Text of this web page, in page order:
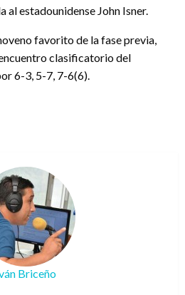
al estadounidense John Isner.
favorito de la fase previa,
clasificatorio del
6-3, 5-7, 7-6(6).
Briceño